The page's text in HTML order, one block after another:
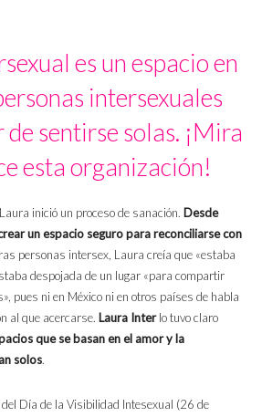
es un espacio en
intersexuales
sentirse solas. ¡Mira
esta organización!
inició un proceso de sanación. Desde
un espacio seguro para reconciliarse con
personas intersex, Laura creía que «estaba
despojada de un lugar «para compartir
pues ni en México ni en otros países de habla
al que acercarse. Laura Interlo tuvo claro
que se basan en el amor y la
solos.
Día de la Visibilidad Intesexual (26 de